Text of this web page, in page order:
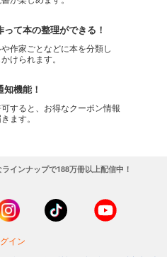
って本の整理ができる！
作家ごとなどに本を分類し
けられます。
機能！
すると、お得なクーポン情報
ます。
インナップで188万冊以上配信中！
イン